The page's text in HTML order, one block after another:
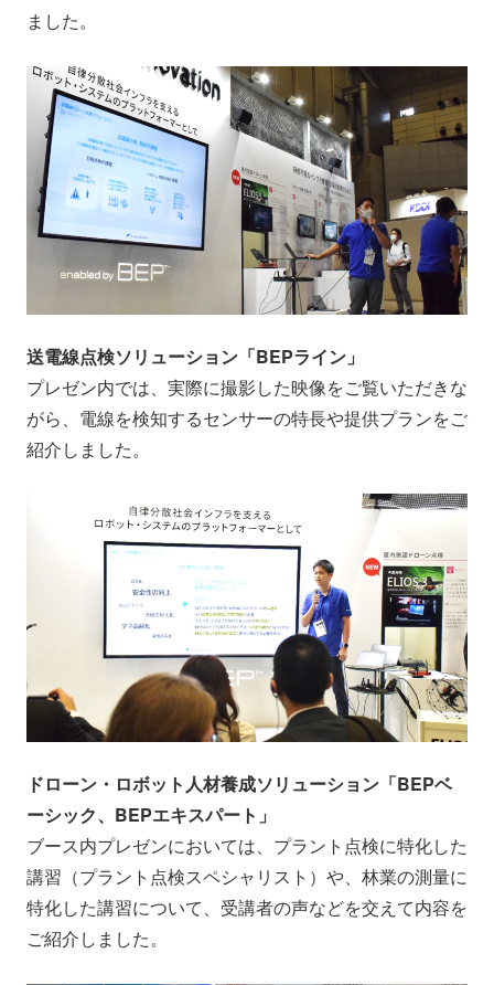
ました。
送電線点検ソリューション「BEPライン」
プレゼン内では、実際に撮影した映像をご覧いただきな
がら、電線を検知するセンサーの特長や提供プランをご
紹介しました。
ドローン・ロボット人材養成ソリューション「BEPベ
ーシック、BEPエキスパート」
ブース内プレゼンにおいては、プラント点検に特化した
講習（プラント点検スペシャリスト）や、林業の測量に
特化した講習について、受講者の声などを交えて内容を
ご紹介しました。